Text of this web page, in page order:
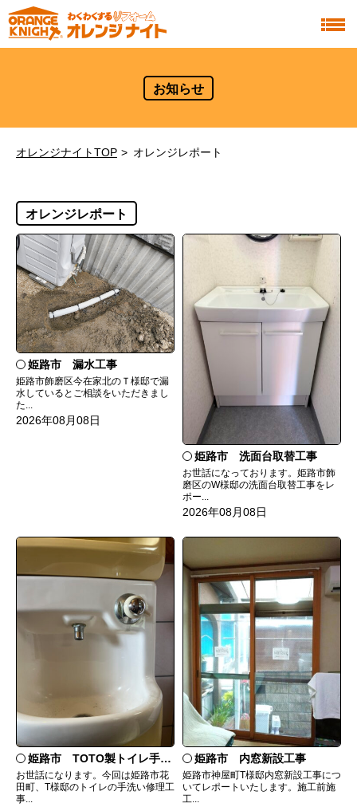
お知らせ
オレンジナイトTOP オレンジレポート
オレンジレポート
姫路市 漏水工事
姫路市飾磨区今在家北のＴ様邸で漏
水しているとご相談をいただきまし
た...
2026年08月08日
姫路市 洗面台取替工事
お世話になっております。姫路市飾
磨区のW様邸の洗面台取替工事をレ
ポー...
2026年08月08日
姫路市 TOTO製トイレ手洗いの水漏れ修理
お世話になります。今回は姫路市花
田町、T様邸のトイレの手洗い修理工
事...
姫路市 内窓新設工事
姫路市神屋町T様邸内窓新設工事につ
いてレポートいたします。施工前施
工...